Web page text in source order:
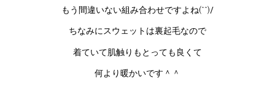
もう間違いない組み合わせですよね(^^)/
ちなみにスウェットは裏起毛なので
着ていて肌触りもとっても良くて
何より暖かいです＾＾